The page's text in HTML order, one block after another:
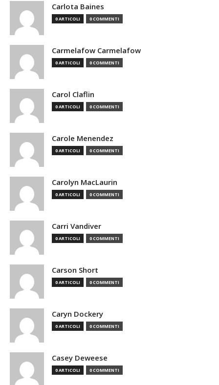
Carlota Baines
0 ARTICOLI 0 COMMENTI
Carmelafow Carmelafow
0 ARTICOLI 0 COMMENTI
Carol Claflin
0 ARTICOLI 0 COMMENTI
Carole Menendez
0 ARTICOLI 0 COMMENTI
Carolyn MacLaurin
0 ARTICOLI 0 COMMENTI
Carri Vandiver
0 ARTICOLI 0 COMMENTI
Carson Short
0 ARTICOLI 0 COMMENTI
Caryn Dockery
0 ARTICOLI 0 COMMENTI
Casey Deweese
0 ARTICOLI 0 COMMENTI